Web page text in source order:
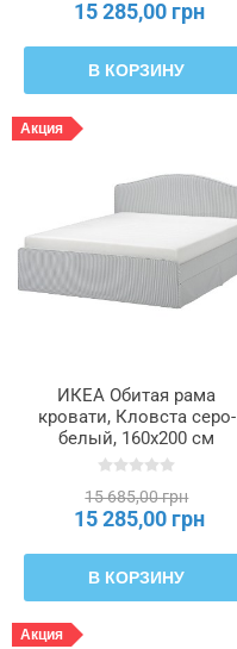
15 285,00 грн
В КОРЗИНУ
Акция
ИКЕА Обитая рама
кровати, Кловста серо-
белый, 160x200 см
RAMNEFJÄLL, 795.527.48
15 685,00 грн
15 285,00 грн
В КОРЗИНУ
Акция